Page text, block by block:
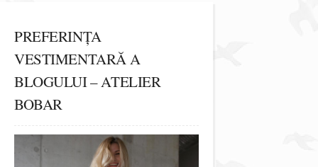
PREFERINȚA
VESTIMENTARĂ A
BLOGULUI – ATELIER
BOBAR